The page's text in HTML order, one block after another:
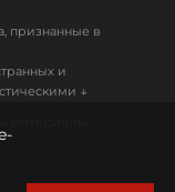
признанные в
и
↓